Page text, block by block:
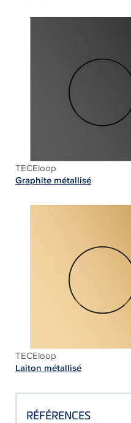
TECEloop
Graphite métallisé
TECEloop
Laiton métallisé
RÉFÉRENCES